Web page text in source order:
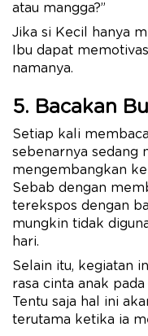
atau mangga?”
Jika si Kecil hanya
Ibu dapat
namanya.
5. Bacakan
Setiap kali
sebenarnya sedang
mengembangkan
Sebab dengan
terekspos dengan
mungkin tidak
hari.
Selain itu, kegiatan
rasa cinta anak
Tentu saja hal ini
terutama ketika ia